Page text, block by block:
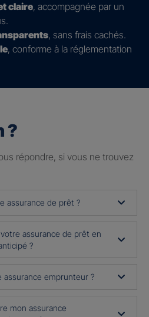
claire, accompagnée par un
, sans frais cachés.
, conforme à la réglementation
?
répondre, si vous ne trouvez
assurance de prêt ?
assurance de prêt en
?
assurance emprunteur ?
mon assurance